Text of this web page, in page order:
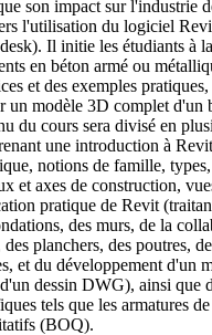
son impact sur l'industrie
l'utilisation du logiciel
Il initie les étudiants à
en béton armé ou
et des exemples
un modèle 3D complet d'un
du cours sera divisé en
une introduction à
notions de famille,
et axes de construction,
pratique de Revit
des murs, de la
planchers, des poutres,
et du développement d'un
dessin DWG), ainsi que
tels que les armatures
(BOQ).